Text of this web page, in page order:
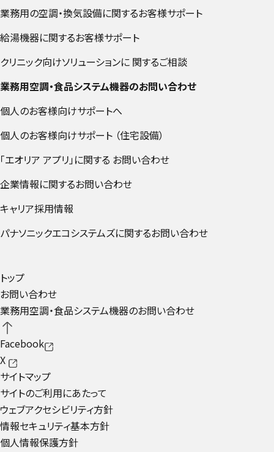
業務用の空調・換気設備に関するお客様サポート
給湯機器に関するお客様サポート
クリニック向けソリューションに 関するご相談
業務用空調・食品システム機器のお問い合わせ
個人のお客様向けサポートへ
個人のお客様向けサポート （住宅設備）
「エオリア アプリ」に関する お問い合わせ
企業情報に​関する​お問い​合わせ
キャリア採用情報
パナソニックエコシステムズに関するお問い合わせ
トップ
お問い合わせ
業務用空調・食品システム機器のお問い合わせ
Facebook
X
サイトマップ
サイトのご利用にあたって
ウェブアクセシビリティ方針
情報セキュリティ基本方針
個人情報保護方針